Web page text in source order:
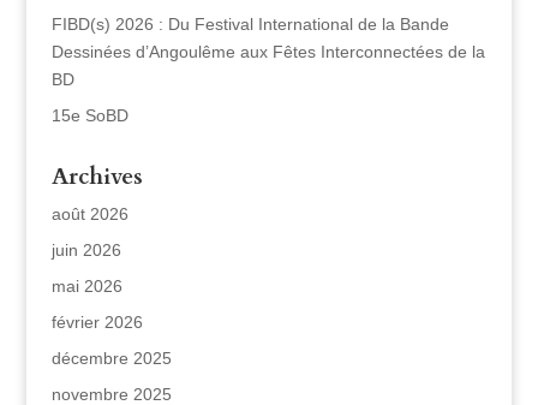
FIBD(s) 2026 : Du Festival International de la Bande
Dessinées d’Angoulême aux Fêtes Interconnectées de la
BD
15e SoBD
Archives
août 2026
juin 2026
mai 2026
février 2026
décembre 2025
novembre 2025